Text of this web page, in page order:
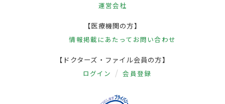
運営会社
【医療機関の方】
情報掲載にあたって お問い合わせ
【ドクターズ・ファイル会員の方】
ログイン 会員登録